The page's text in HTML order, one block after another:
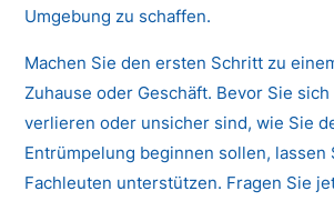
Umgebung zu schaffen.
Machen Sie den ersten Schritt zu
Zuhause oder Geschäft. Bevor Sie sich
verlieren oder unsicher sind, wie Sie
Entrümpelung beginnen sollen, lassen
Fachleuten unterstützen. Fragen Sie